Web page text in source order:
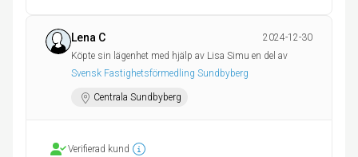
Lena C
2024-12-30
Köpte sin lägenhet med hjälp av Lisa Simu en del av
Svensk Fastighetsförmedling Sundbyberg
Centrala Sundbyberg
Verifierad kund